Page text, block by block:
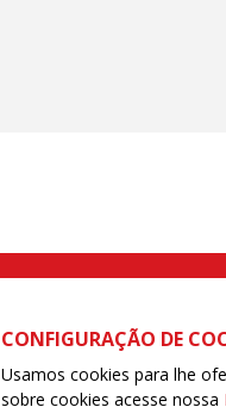
Rua Caetano Pinto nº
CONFIGURAÇÃO DE
Usamos cookies para lhe
sobre cookies acesse nossa